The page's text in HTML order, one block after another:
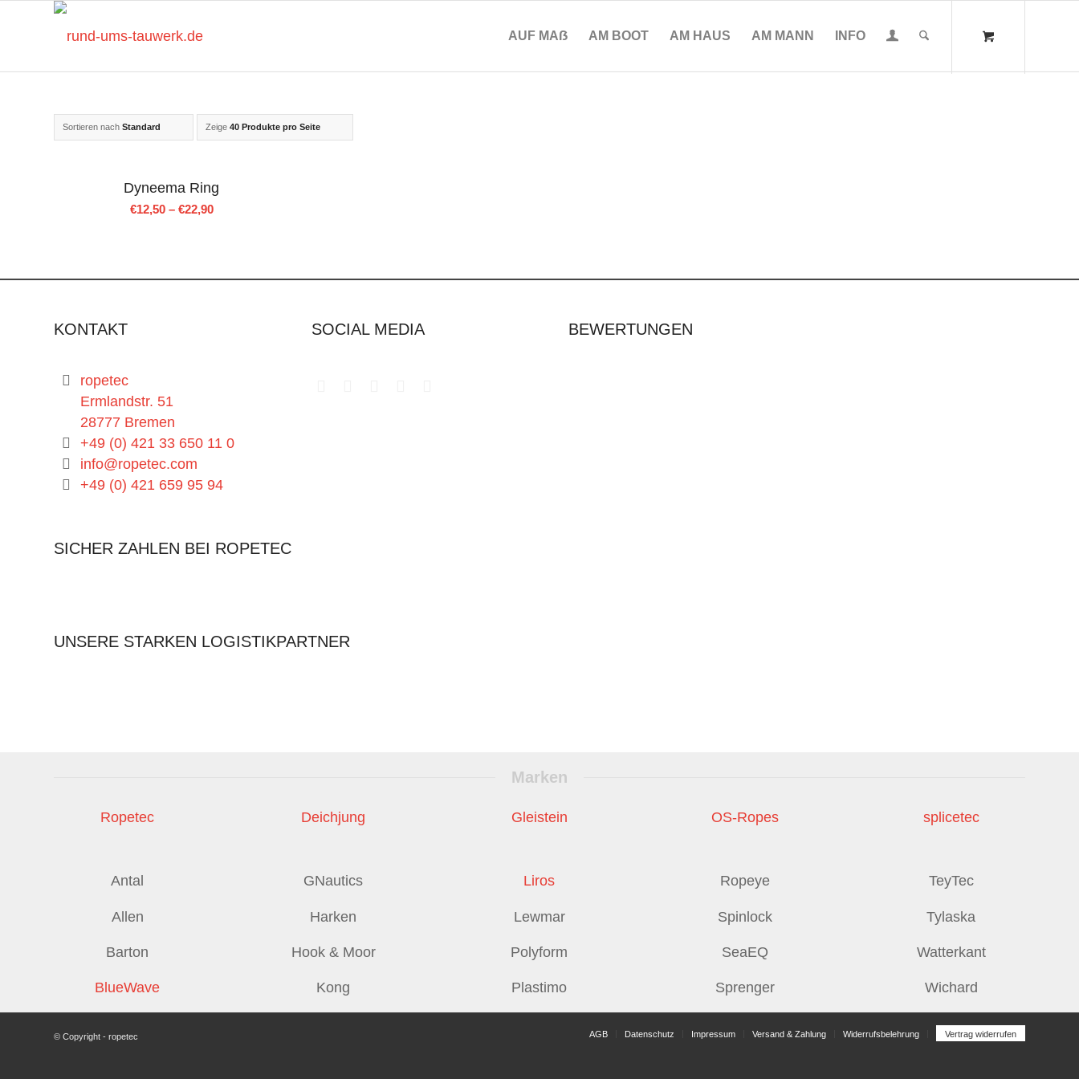
AUF MAẞ AM BOOT AM HAUS AM MANN INFO
Sortieren nach Standard Zeige 40 Produkte pro Seite
Dyneema Ring
€12,50– €22,90
KONTAKT
ropetec
Ermlandstr. 51
28777 Bremen
+49 (0) 421 33 650 11 0
info@ropetec.com
+49 (0) 421 659 95 94
SOCIAL MEDIA BEWERTUNGEN
SICHER ZAHLEN BEI ROPETEC
UNSERE STARKEN LOGISTIKPARTNER
Marken
Ropetec Deichjung Gleistein OS-Ropes splicetec
Antal
Allen
Barton
BlueWave
GNautics
Harken
Hook & Moor
Kong
Liros
Lewmar
Polyform
Plastimo
Ropeye
Spinlock
SeaEQ
Sprenger
TeyTec
Tylaska
Watterkant
Wichard
© Copyright - ropetec AGB Datenschutz Impressum Versand & Zahlung Widerrufsbelehrung Vertrag widerrufen